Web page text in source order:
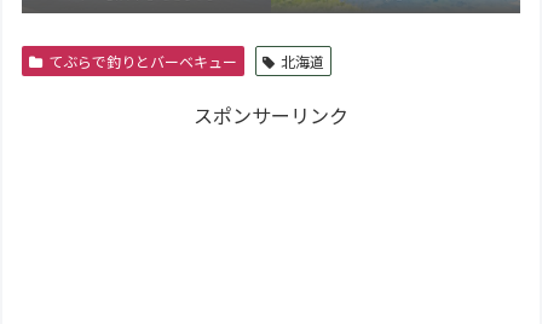
5/17より新装オープン！トラ
てぶらで釣りとバーベキュー 北海道
スポンサーリンク